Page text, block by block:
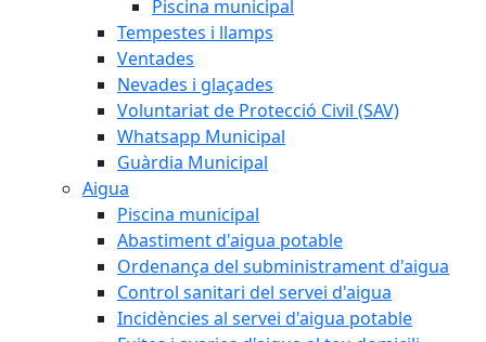
Piscina municipal
Tempestes i llamps
Ventades
Nevades i glaçades
Voluntariat de Protecció Civil (SAV)
Whatsapp Municipal
Guàrdia Municipal
Aigua
Piscina municipal
Abastiment d'aigua potable
Ordenança del subministrament d'aigua
Control sanitari del servei d'aigua
Incidències al servei d'aigua potable